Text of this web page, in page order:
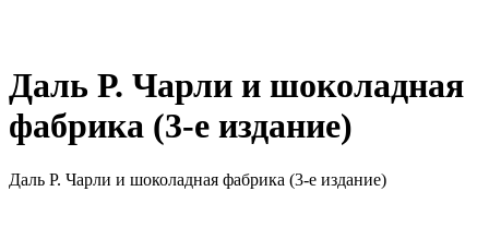
Даль Р. Чарли и шоколадная
фабрика (3-е издание)
Даль Р. Чарли и шоколадная фабрика (3-е издание)